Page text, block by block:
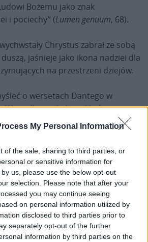
My Personal Information
of the sale, sharing to third parties, or
or sensitive information for
us, please use the below opt-out
selection. Please note that after your
you may continue seeing
on personal information utilized by
disclosed to third parties prior to
separately opt-out of the further
information by third parties on the
Bożemu jako znak
i pociechy” (Lumen gentium, 68).
Chrystus zabrał ze sobą
duszą, jaśnieje jako ikona nadziei dla
na przestrzeni dziejów.
o wersetach Dantego w
. W modlitwie, którą wkłada w usta
się słowami: „Dziewico Matko,
1), poeta wysławia Maryję, gdyż
śmiertelnikami, jest „nadziei
(tamże, 12; tłum. Edward
żywą krynicą, tryskającą nadzieją.
naszej wiary doskonale
Jubileuszu, który przeżywamy:
Pielgrzym potrzebuje celu, który
jego wędrówki – celu